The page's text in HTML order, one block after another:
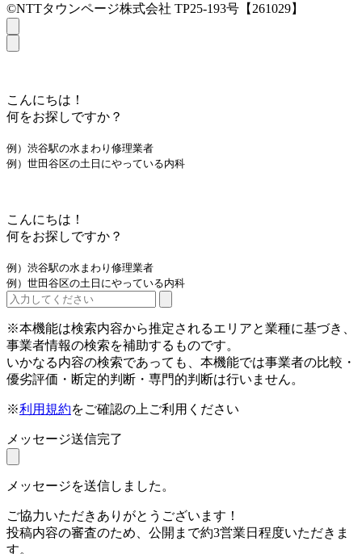
©NTTタウンページ株式会社 TP25-193号【261029】
こんにちは！
何をお探しですか？
例）渋谷駅の水まわり修理業者
例）世田谷区の土日にやっている内科
こんにちは！
何をお探しですか？
例）渋谷駅の水まわり修理業者
例）世田谷区の土日にやっている内科
※本機能は検索内容から推定されるエリアと業種に基づき、
事業者情報の検索を補助するものです。
いかなる内容の検索であっても、本機能では事業者の比較・
優劣評価・断定的判断・専門的判断は行いません。
※利用規約をご確認の上ご利用ください
メッセージ送信完了
メッセージを送信しました。
ご協力いただきありがとうございます！
投稿内容の審査のため、公開まで約3営業日程度いただきま
す。